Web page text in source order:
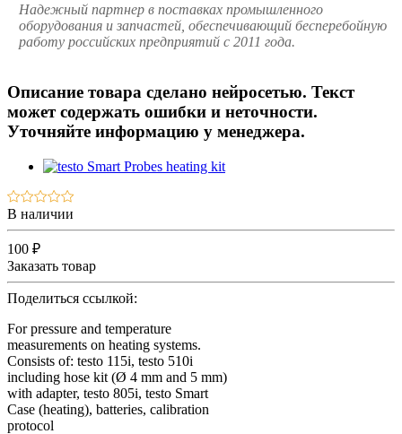
Надежный партнер в поставках промышленного
оборудования и запчастей, обеспечивающий бесперебойную
работу российских предприятий с 2011 года.
Описание товара сделано нейросетью. Текст
может содержать ошибки и неточности.
Уточняйте информацию у менеджера.
В наличии
100 ₽
Заказать товар
Поделиться ссылкой:
For pressure and temperature
measurements on heating systems.
Consists of: testo 115i, testo 510i
including hose kit (Ø 4 mm and 5 mm)
with adapter, testo 805i, testo Smart
Case (heating), batteries, calibration
protocol